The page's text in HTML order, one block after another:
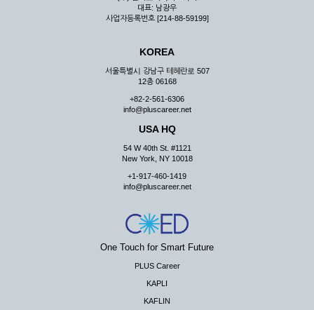
대표: 남광우
사업자등록번호 [214-88-59199]
KOREA
서울특별시 강남구 테헤란로 507
12층 06168
+82-2-561-6306
info@pluscareer.net
USA HQ
54 W 40th St. #1121
New York, NY 10018
+1-917-460-1419
info@pluscareer.net
One Touch for Smart Future
PLUS Career
KAPLI
KAFLIN